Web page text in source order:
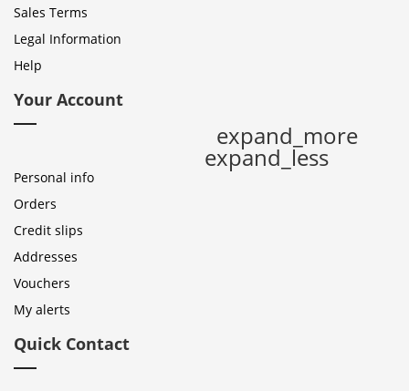
Sales Terms
Legal Information
Help
Your Account
expand_more
expand_less
Personal info
Orders
Credit slips
Addresses
Vouchers
My alerts
Quick Contact